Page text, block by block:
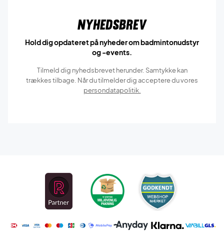
Nyhedsbrev
Hold dig opdateret på nyheder om badmintonudstyr
og -events.
Tilmeld dig nyhedsbrevet herunder. Samtykke kan
trækkes tilbage. Når du tilmelder dig acceptere du vores
persondatapolitik.